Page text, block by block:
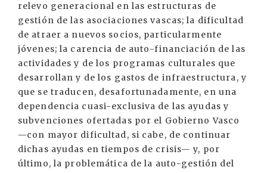
relevo generacional en las estructuras de
gestión de las asociaciones vascas; la dificultad
de atraer a nuevos socios, particularmente
jóvenes; la carencia de auto-financiación de las
actividades y de los programas culturales que
desarrollan y de los gastos de infraestructura, y
que se traducen, desafortunadamente, en una
dependencia cuasi-exclusiva de las ayudas y
subvenciones ofertadas por el Gobierno Vasco
—con mayor dificultad, si cabe, de continuar
dichas ayudas en tiempos de crisis— y, por
último, la problemática de la auto-gestión del